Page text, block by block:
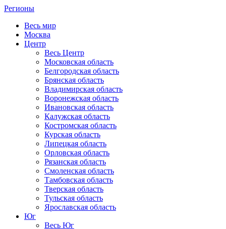
Регионы
Весь мир
Москва
Центр
Весь Центр
Московская область
Белгородская область
Брянская область
Владимирская область
Воронежская область
Ивановская область
Калужская область
Костромская область
Курская область
Липецкая область
Орловская область
Рязанская область
Смоленская область
Тамбовская область
Тверская область
Тульская область
Ярославская область
Юг
Весь Юг